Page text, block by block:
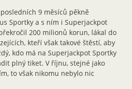
9 měsíců pěkně
Sportky a s ním i Superjackpot
200 milionů korun, lákal do
kteří však takové štěstí, aby
kdo má na Superjackpot Sportky
plný tiket. V říjnu, stejné jako
to však nikomu nebylo nic